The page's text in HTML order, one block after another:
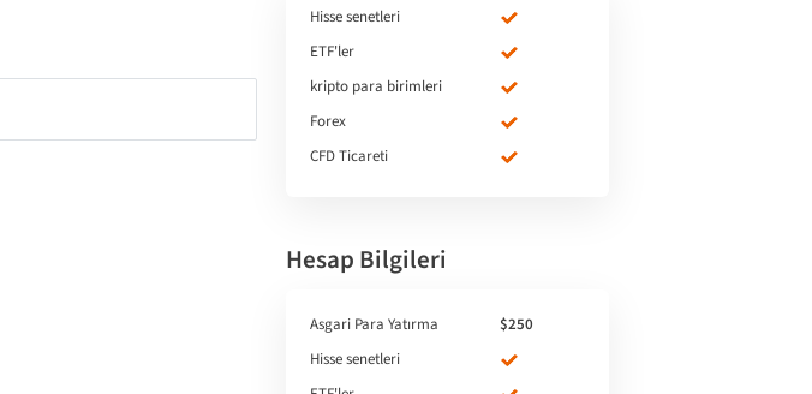
Hisse senetleri
ETF'ler
kripto para birimleri
Forex
CFD Ticareti
Hesap Bilgileri
Asgari Para Yatırma
$250
Hisse senetleri